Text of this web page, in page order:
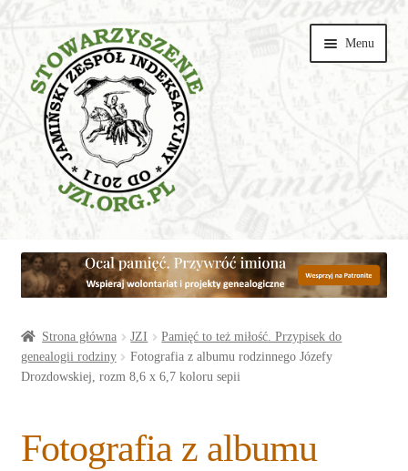
nawigacji
treści
Menu
Wspieraj
Parafie
Artykuły
Galerie
Blogi
Strona główna JZI
Pamięć to też miłość. Przypisek do
genealogii rodziny
Fotografia z albumu rodzinnego Józefy
Drozdowskiej, rozm 8,6 x 6,7 koloru sepii
Fotografia z albumu